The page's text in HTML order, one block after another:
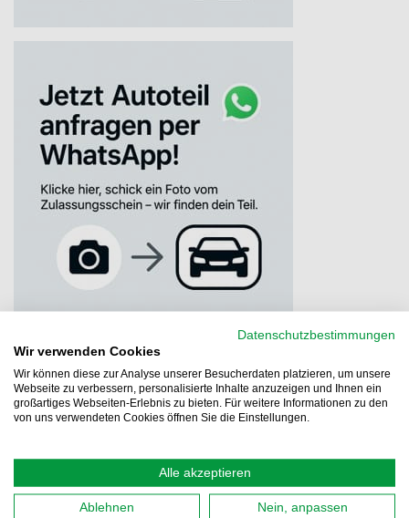
Kfz Bestandteil Vertriebs GmbH
Datenschutzbestimmungen
Wir verwenden Cookies
Wir können diese zur Analyse unserer Besucherdaten platzieren, um unsere
Webseite zu verbessern, personalisierte Inhalte anzuzeigen und Ihnen ein
großartiges Webseiten-Erlebnis zu bieten. Für weitere Informationen zu den
von uns verwendeten Cookies öffnen Sie die Einstellungen.
Alle akzeptieren
Ablehnen Nein, anpassen